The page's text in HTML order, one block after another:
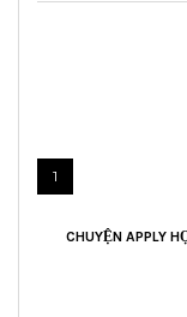
1
CHUYỆN APPLY